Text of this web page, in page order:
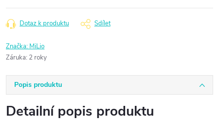
Dotaz k produktu Sdílet
Značka: MiLio
Záruka: 2 roky
Popis produktu
Detailní popis produktu